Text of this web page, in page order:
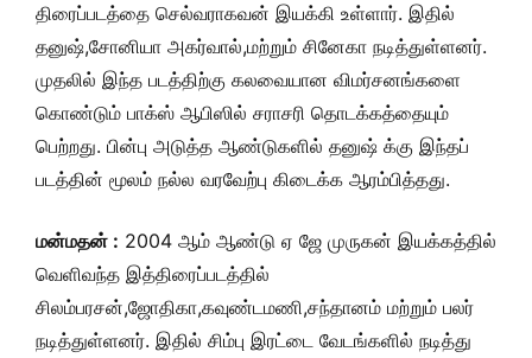
திரைப்படத்தை செல்வராகவன் இயக்கி உள்ளார். இதில்
தனுஷ்,சோனியா அகர்வால்,மற்றும் சினேகா நடித்துள்ளனர்.
முதலில் இந்த படத்திற்கு கலவையான விமர்சனங்களை
கொண்டும் பாக்ஸ் ஆபிஸில் சராசரி தொடக்கத்தையும்
பெற்றது. பின்பு அடுத்த ஆண்டுகளில் தனுஷ் க்கு இந்தப்
படத்தின் மூலம் நல்ல வரவேற்பு கிடைக்க ஆரம்பித்தது.
மன்மதன் : 2004 ஆம் ஆண்டு ஏ ஜே முருகன் இயக்கத்தில்
வெளிவந்த இத்திரைப்படத்தில்
சிலம்பரசன்,ஜோதிகா,கவுண்டமணி,சந்தானம் மற்றும் பலர்
நடித்துள்ளனர். இதில் சிம்பு இரட்டை வேடங்களில் நடித்து